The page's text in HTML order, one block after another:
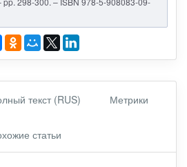
текст (RUS) Метрики
статьи